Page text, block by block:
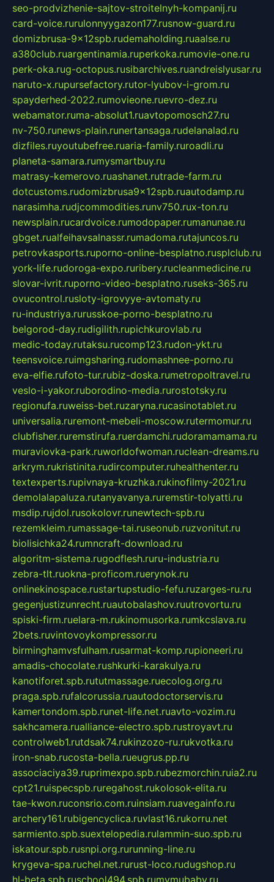
seo-prodvizhenie-sajtov-stroitelnyh-kompanij.ru
card-voice.rurulonnyygazon177.rusnow-guard.ru
domizbrusa-9x12spb.rudemaholding.ruaalse.ru
a380club.ruargentinamia.ruperkoka.rumovie-one.ru
perk-oka.rug-octopus.rusibarchives.ruandreislyusar.ru
naruto-x.rupursefactory.rutor-lyubov-i-grom.ru
spayderhed-2022.rumovieone.ruevro-dez.ru
webamator.ruma-absolut1.ruavtopomosch27.ru
nv-750.runews-plain.runertansaga.rudelanalad.ru
dizfiles.ruyoutubefree.ruaria-family.ruroadli.ru
planeta-samara.rumysmartbuy.ru
matrasy-kemerovo.ruashanet.rutrade-farm.ru
dotcustoms.rudomizbrusa9x12spb.ruautodamp.ru
narasimha.rudjcommodities.runv750.rux-ton.ru
newsplain.rucardvoice.rumodopaper.rumanunae.ru
gbget.rualfeihavsalnassr.rumadoma.rutajuncos.ru
petrovkasports.ruporno-online-besplatno.rusplclub.ru
york-life.rudoroga-expo.ruribery.rucleanmedicine.ru
slovar-ivrit.ruporno-video-besplatno.ruseks-365.ru
ovucontrol.rusloty-igrovyye-avtomaty.ru
ru-industriya.rurusskoe-porno-besplatno.ru
belgorod-day.rudigilith.rupichkurovlab.ru
medic-today.rutaksu.rucomp123.rudon-ykt.ru
teensvoice.ruimgsharing.rudomashnee-porno.ru
eva-elfie.rufoto-tur.rubiz-doska.rumetropoltravel.ru
veslo-i-yakor.ruborodino-media.rurostotsky.ru
regionufa.ruweiss-bet.ruzaryna.rucasinotablet.ru
universalia.ruremont-mebeli-moscow.rutermomur.ru
clubfisher.ruremstirufa.ruerdamchi.rudoramamama.ru
muraviovka-park.ruworldofwoman.ruclean-dreams.ru
arkrym.rukristinita.rudircomputer.ruhealthenter.ru
textexperts.rupivnaya-kruzhka.rukinofilmy-2021.ru
demolalapaluza.rutanyavanya.ruremstir-tolyatti.ru
msdip.rujdol.rusokolovr.runewtech-spb.ru
rezemkleim.rumassage-tai.ruseonub.ruzvonitut.ru
biolisichka24.rumncraft-download.ru
algoritm-sistema.rugodflesh.ruru-industria.ru
zebra-tlt.ruokna-proficom.ruerynok.ru
onlinekinospace.rustartupstudio-fefu.ruzarges-ru.ru
gegenjustizunrecht.ruautobalashov.ruutrovortu.ru
spiski-firm.ruelara-m.rukinomusorka.rumkcslava.ru
2bets.ruvintovoykompressor.ru
birminghamvsfulham.rusarmat-komp.rupioneeri.ru
amadis-chocolate.rushkurki-karakulya.ru
kanotiforet.spb.rututmassage.ruecolog.org.ru
praga.spb.rufalcorussia.ruautodoctorservis.ru
kamertondom.spb.runet-life.net.ruavto-vozim.ru
sakhcamera.rualliance-electro.spb.rustroyavt.ru
controlweb1.rutdsak74.rukinzozo-ru.rukvotka.ru
iron-snab.rucosta-bella.rueugrus.pp.ru
associaciya39.ruprimexpo.spb.rubezmorchin.ruia2.ru
cpt21.ruispecspb.ruregahost.rukolosok-elita.ru
tae-kwon.ruconsrio.com.ruinsiam.ruavegainfo.ru
archery161.rubigencyclica.ruvlast16.rukorru.net
sarmiento.spb.suextelopedia.rulammin-suo.spb.ru
iskatour.spb.rusnpi.org.rurunning-line.ru
krygeva-spa.ruchel.net.rurust-loco.rudugshop.ru